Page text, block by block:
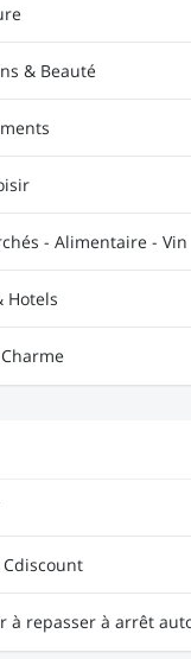
& Beauté
- Alimentaire - Vin
Hotels
à repasser à arrêt